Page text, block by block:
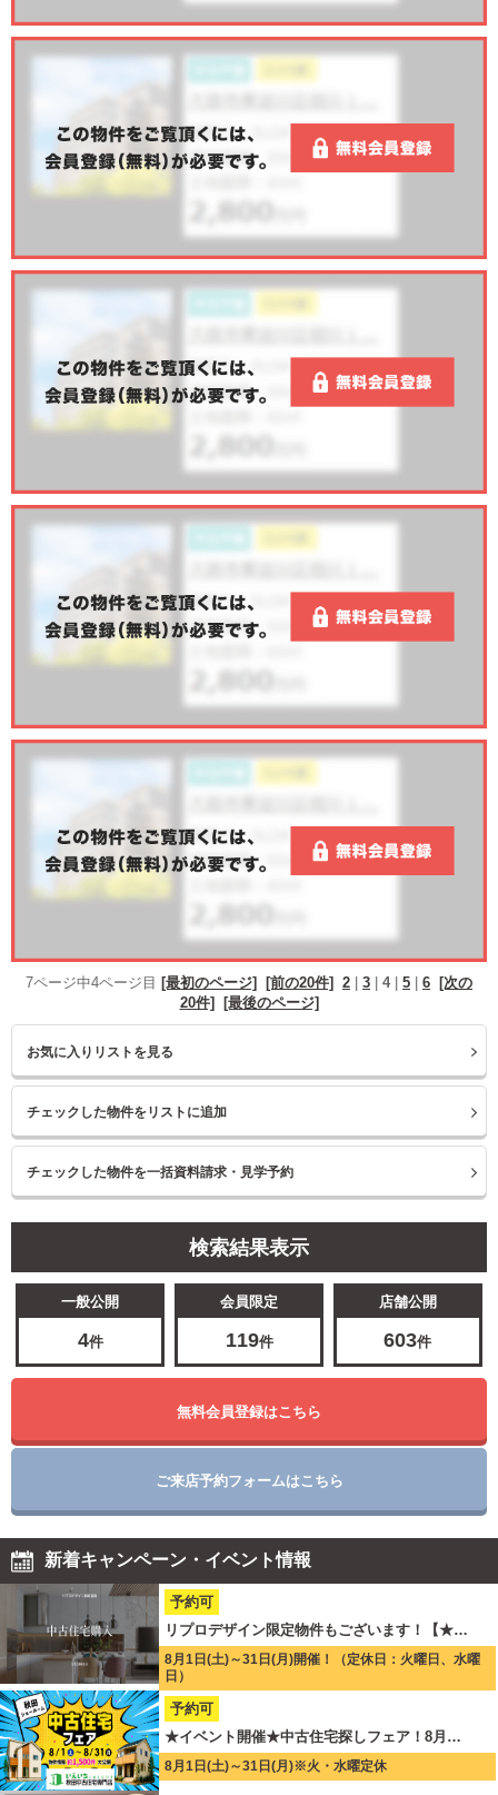
7ページ中4ページ目 [最初のページ] [前の20件] 2 3 4| 5 6
[次の
20件]
[最後のページ]
お気に入りリストを見る
検索結果表示
一般公開
4件
会員限定
119件
店舗公開
603件
無料会員登録はこちら
ご来店予約フォームはこちら
新着キャンペーン・イベント情報
予約可
リプロデザイン限定物件もございます！【★…
8月1日(土)～31日(月)開催！（定休日：火曜日、水曜
日）
予約可
★イベント開催★中古住宅探しフェア！8月…
8月1日(土)～31日(月)※火・水曜定休